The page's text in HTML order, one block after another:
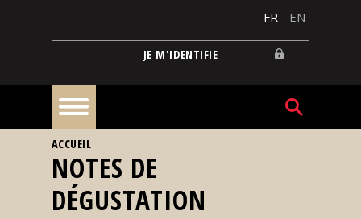
FR EN
JE M'IDENTIFIE
À
la
une
VOUS ÊTES ICI
ACCUEIL
NOTES DE
DÉGUSTATION